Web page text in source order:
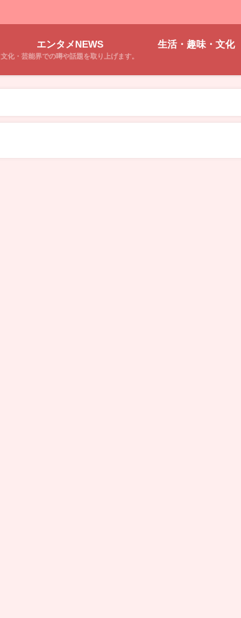
エンタメNEWS
文化・芸能界での噂や話題を取り上げます。
生活・趣味・文化